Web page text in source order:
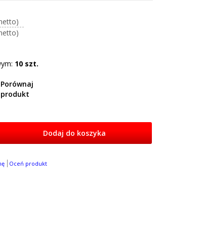
10 szt.
Porównaj
produkt
Dodaj do koszyka
Oceń produkt